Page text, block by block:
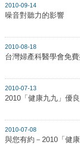
2010-09-14
噪音對聽力的影響
2010-08-18
台灣婦產科醫學會免
2010-07-13
2010「健康九九」優
2010-07-08
與您有約－2010「健